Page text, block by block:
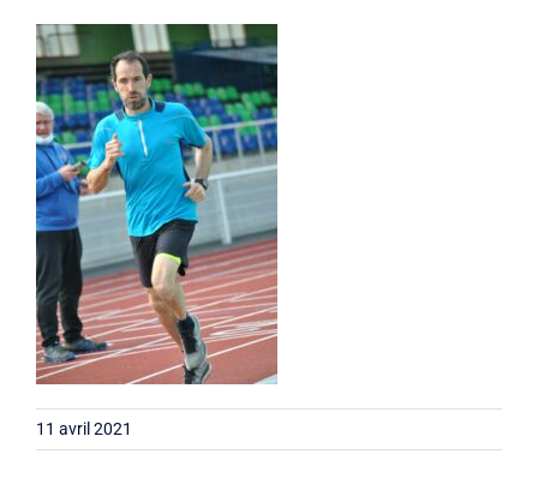
Contact
11 avril 2021